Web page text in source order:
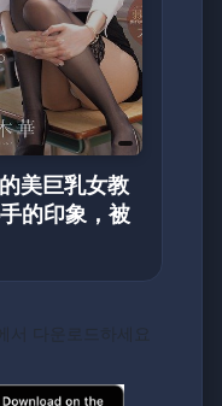
美巨乳女教
的印象，被
서 다운로드하세요